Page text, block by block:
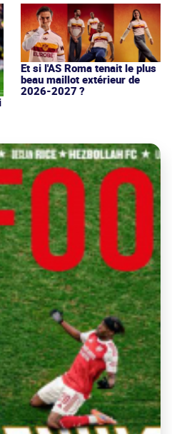
Et si l'AS Roma tenait le plus
beau maillot extérieur de
2026-2027 ?